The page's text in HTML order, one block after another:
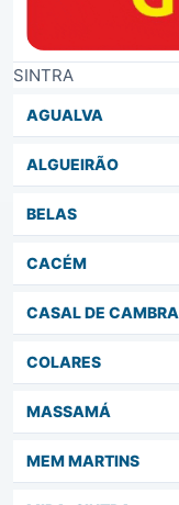
SINTRA
AGUALVA
ALGUEIRÃO
BELAS
CACÉM
CASAL DE CAMBRA
COLARES
MASSAMÁ
MEM MARTINS